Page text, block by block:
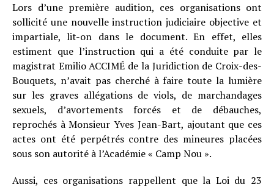
Lors d’une première audition, ces organisations ont
sollicité une nouvelle instruction judiciaire objective et
impartiale, lit-on dans le document. En effet, elles
estiment que l’instruction qui a été conduite par le
magistrat Emilio ACCIMÉ de la Juridiction de Croix-des-
Bouquets, n’avait pas cherché à faire toute la lumière
sur les graves allégations de viols, de marchandages
sexuels, d’avortements forcés et de débauches,
reprochés à Monsieur Yves Jean-Bart, ajoutant que ces
actes ont été perpétrés contre des mineures placées
sous son autorité à l’Académie « Camp Nou ».
Aussi, ces organisations rappellent que la Loi du 23